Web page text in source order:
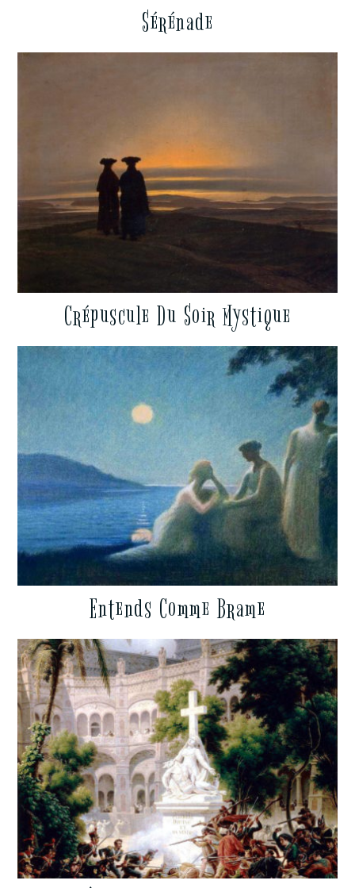
Sérénade
Crépuscule Du Soir Mystique
Entends Comme Brame